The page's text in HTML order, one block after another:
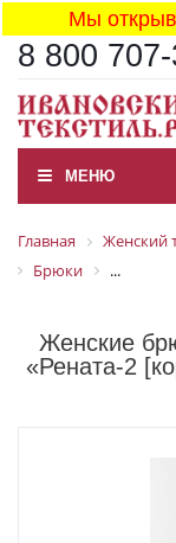
Мы
8 800
МЕНЮ
Главная Женский
Брюки
...
Женские
«Рената-2